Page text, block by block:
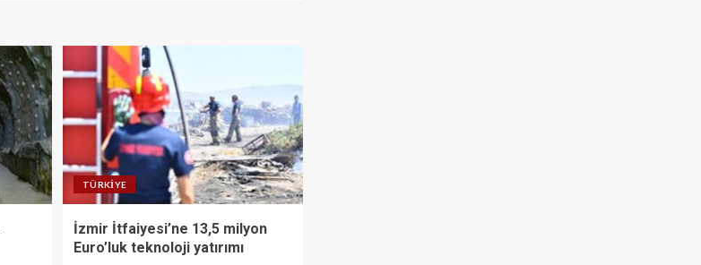
TÜRKIYE
İzmir İtfaiyesi’ne 13,5 milyon
Euro’luk teknoloji yatırımı